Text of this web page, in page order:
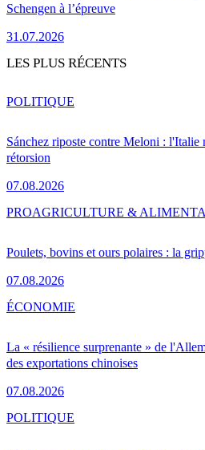
Schengen à l’épreuve
31.07.2026
LES PLUS RÉCENTS
Sánchez riposte contre Meloni : l'Italie
rétorsion
07.08.2026
POLITIQUE
Poulets, bovins et ours polaires : la
07.08.2026
PROAGRICULTURE &
La « résilience surprenante » de
des exportations chinoises
07.08.2026
ÉCONOMIE
POLITIQUE